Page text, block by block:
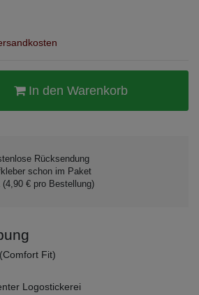
In den Warenkorb
Rücksendung
schon im Paket
€ pro Bestellung)
Fit)
Logostickerei